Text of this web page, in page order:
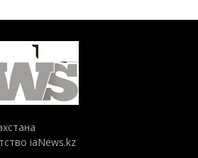
iaNews.kz